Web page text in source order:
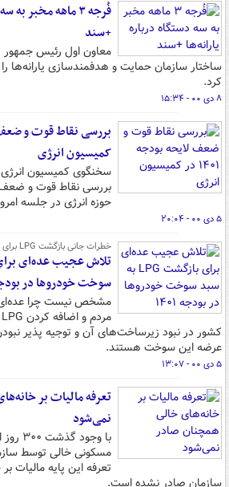
فُرجه ۳ ماهه مخبر
+سند
معاون اول رئیس جمهور
کرد.
۸ دی ۰۰ - ۱۵:۳۴
کمیسیون انرژی
سخنگوی کمیسیون
حوزه انرژی در جلسه
۵ دی ۰۰ - ۲۰:۰۴
خطرات جانی بازگشت LPG برای مردم؛
سوخت خودروها در بودجه
مشخص نیست چرا عده‌ای
کشور در نبود زیرساخت‌های آن و توجیه پذیر
عرضه این سوخت هستند.
۵ دی ۰۰ - ۱۳:۰۷
تعرفه مالیات بر
نمی‌شود
با
مسکونی خالی توسط
تعرفه این پایه مالیات
سازمان صادر نشده است.